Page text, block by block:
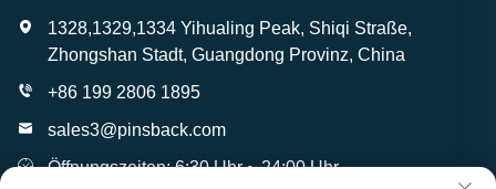
1328,1329,1334 Yihualing Peak, Shiqi Straße,
Zhongshan Stadt, Guangdong Provinz, China
+86 199 2806 1895
sales3@pinsback.com
Öffnungszeiten: 6:30 Uhr ~ 24:00 Uhr